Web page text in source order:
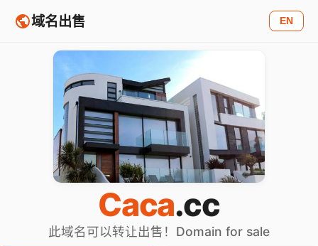
域名出售 EN
Caca.cc
此域名可以转让出售！Domain for sale